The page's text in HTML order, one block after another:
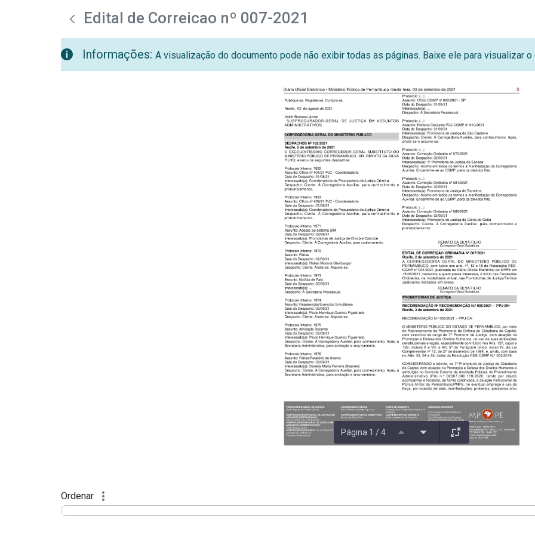
Pular para o Conteúdo principal
teste descricaoEdital de Correicao nº 007-2021
Informações: A visualização do documento pode não exibir todas as páginas. Baixe ele para visualizar
Página 1 / 4
Ordenar